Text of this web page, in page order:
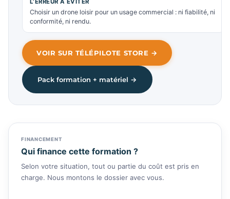
Choisir un drone loisir pour un usage commercial : ni fiabilité, ni
conformité, ni rendu.
VOIR SUR TÉLÉPILOTE STORE →
Pack formation + matériel →
FINANCEMENT
Qui finance cette formation ?
Selon votre situation, tout ou partie du coût est pris en
charge. Nous montons le dossier avec vous.